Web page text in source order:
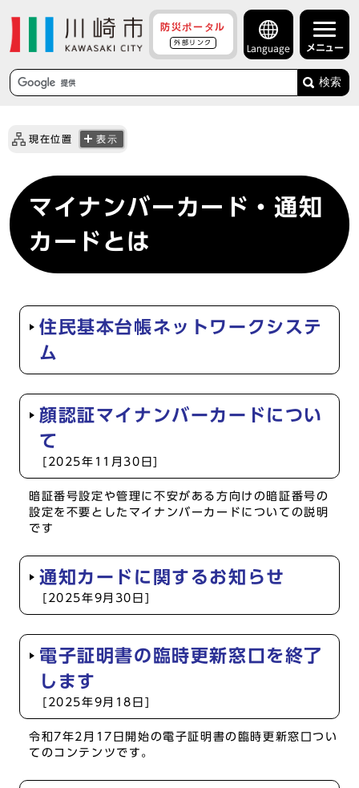
防災ポータル
外部リンク
Language メニュー
検索
現在位置 表示
マイナンバーカード・通知
カードとは
住民基本台帳ネットワークシステ
ム
顔認証マイナンバーカードについ
て
[2025年11月30日]
暗証番号設定や管理に不安がある方向けの暗証番号の
設定を不要としたマイナンバーカードについての説明
です
通知カードに関するお知らせ
[2025年9月30日]
電子証明書の臨時更新窓口を終了
します
[2025年9月18日]
令和7年2月17日開始の電子証明書の臨時更新窓口つい
てのコンテンツです。